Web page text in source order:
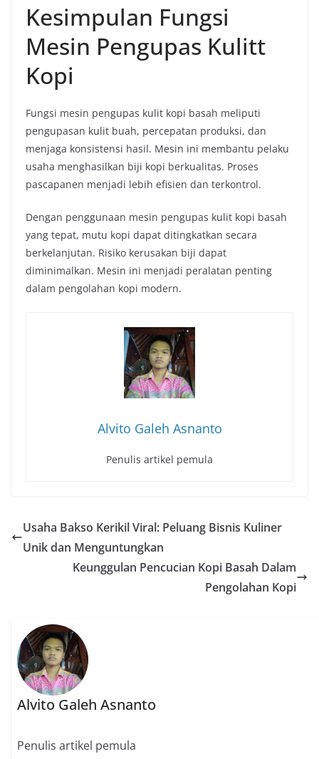
Kesimpulan Fungsi
Mesin Pengupas Kulitt
Kopi
Fungsi mesin pengupas kulit kopi basah meliputi
pengupasan kulit buah, percepatan produksi, dan
menjaga konsistensi hasil. Mesin ini membantu pelaku
usaha menghasilkan biji kopi berkualitas. Proses
pascapanen menjadi lebih efisien dan terkontrol.
Dengan penggunaan mesin pengupas kulit kopi basah
yang tepat, mutu kopi dapat ditingkatkan secara
berkelanjutan. Risiko kerusakan biji dapat
diminimalkan. Mesin ini menjadi peralatan penting
dalam pengolahan kopi modern.
Alvito Galeh Asnanto
Penulis artikel pemula
Usaha Bakso Kerikil Viral: Peluang Bisnis Kuliner
Unik dan Menguntungkan
Keunggulan Pencucian Kopi Basah Dalam
Pengolahan Kopi
Alvito Galeh Asnanto
Penulis artikel pemula